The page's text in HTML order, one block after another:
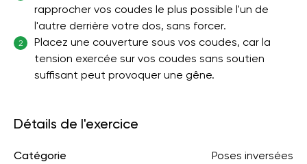
rapprocher vos coudes le plus possible l'un de
l'autre derrière votre dos, sans forcer.
2
Placez une couverture sous vos coudes, car la
tension exercée sur vos coudes sans soutien
suffisant peut provoquer une gêne.
Détails de l'exercice
Catégorie Poses inversées